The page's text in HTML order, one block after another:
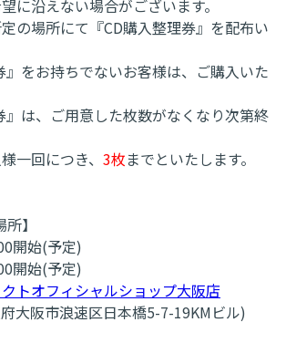
に沿えない場合がございます。
の場所にて『CD購入整理券』を配布い
をお持ちでないお客様は、ご購入いた
は、ご用意した枚数がなくなり次第終
一回につき、 3枚までといたします。
】
開始(予定)
開始(予定)
トオフィシャルショップ大阪店
大阪市浪速区日本橋5-7-19KMビル)